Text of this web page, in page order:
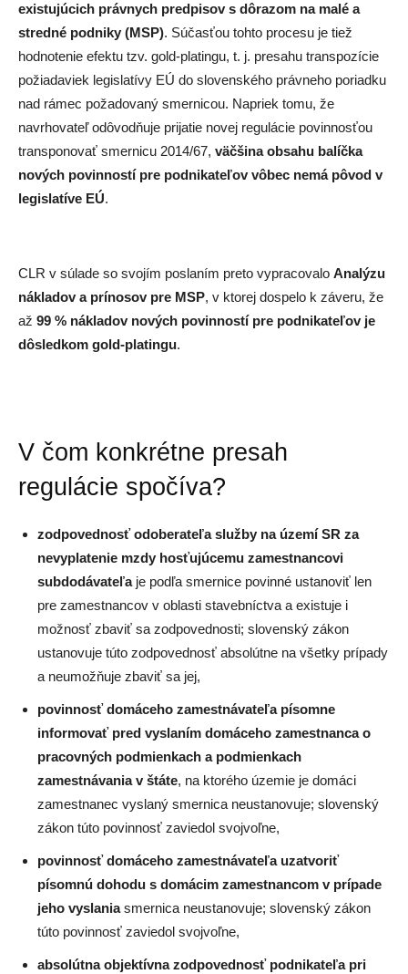
existujúcich právnych predpisov s dôrazom na malé a
stredné podniky (MSP). Súčasťou tohto procesu je tiež
hodnotenie efektu tzv. gold-platingu, t. j. presahu transpozície
požiadaviek legislatívy EÚ do slovenského právneho poriadku
nad rámec požadovaný smernicou. Napriek tomu, že
navrhovateľ odôvodňuje prijatie novej regulácie povinnosťou
transponovať smernicu 2014/67, väčšina obsahu balíčka
nových povinností pre podnikateľov vôbec nemá pôvod v
legislatíve EÚ.
CLR v súlade so svojím poslaním preto vypracovalo Analýzu
nákladov a prínosov pre MSP, v ktorej dospelo k záveru, že
až 99 % nákladov nových povinností pre podnikateľov je
dôsledkom gold-platingu.
V čom konkrétne presah
regulácie spočíva?
zodpovednosť odoberateľa služby na území SR za
nevyplatenie mzdy hosťujúcemu zamestnancovi
subdodávateľaje podľa smernice povinné ustanoviť len
pre zamestnancov v oblasti stavebníctva a existuje i
možnosť zbaviť sa zodpovednosti; slovenský zákon
ustanovuje túto zodpovednosť absolútne na všetky prípady
a neumožňuje zbaviť sa jej,
povinnosť domáceho zamestnávateľa písomne
informovať pred vyslaním domáceho zamestnanca o
pracovných podmienkach a podmienkach
zamestnávania v štáte, na ktorého územie je domáci
zamestnanec vyslaný smernica neustanovuje; slovenský
zákon túto povinnosť zaviedol svojvoľne,
povinnosť domáceho zamestnávateľa uzatvoriť
písomnú dohodu s domácim zamestnancom v prípade
jeho vyslaniasmernica neustanovuje; slovenský zákon
túto povinnosť zaviedol svojvoľne,
absolútna objektívna zodpovednosť podnikateľa pri